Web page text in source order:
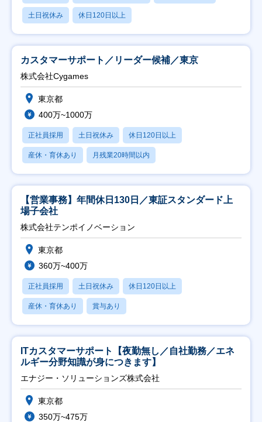
土日祝休み 休日120日以上
カスタマーサポート／リーダー候補／東京
株式会社Cygames
東京都
400万~1000万
正社員採用 土日祝休み 休日120日以上
産休・育休あり 月残業20時間以内
【営業事務】年間休日130日／東証スタンダード上
場子会社
株式会社テンポイノベーション
東京都
360万~400万
正社員採用 土日祝休み 休日120日以上
産休・育休あり 賞与あり
ITカスタマーサポート【夜勤無し／自社勤務／エネ
ルギー分野知識が身につきます】
エナジー・ソリューションズ株式会社
東京都
350万~475万